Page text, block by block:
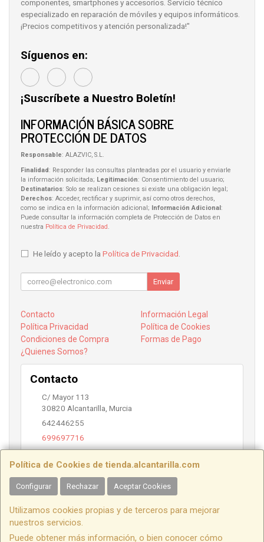
Política de Cookies de tienda.alcantarilla.com
Configurar Rechazar Aceptar Cookies
Utilizamos cookies propias y de terceros para mejorar
nuestros servicios.
Puede obtener más información, o bien conocer cómo
componentes, smartphones y accesorios. Servicio técnico
especializado en reparación de móviles y equipos informáticos.
¡Precios competitivos y atención personalizada!"
Síguenos en:
¡Suscríbete a Nuestro Boletín!
INFORMACIÓN BÁSICA SOBRE
PROTECCIÓN DE DATOS
Responsable: ALAZVIC, S.L.
Finalidad : Responder las consultas planteadas por el usuario y enviarle
la información solicitada; Legitimación: Consentimiento del usuario;
Destinatarios: Solo se realizan cesiones si existe una obligación legal;
Derechos: Acceder, rectificar y suprimir, así como otros derechos,
como se indica en la información adicional;
Información Adicional :
Puede consultar la información completa de Protección de Datos en
nuestra Política de Privacidad .
He leído y acepto la Política de Privacidad
Enviar
Contacto
Información Legal
Política Privacidad
Política de Cookies
Condiciones de Compra
Formas de Pago
¿Quienes Somos?
Contacto
C/ Mayor 113
30820 Alcantarilla Murcia
642446255
699697716
info@alcantarilla.com
Horario
10:00 a 14:00 y 17:00 a 20:00